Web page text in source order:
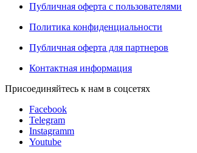
Публичная оферта с пользователями
Политика конфиденциальности
Публичная оферта для партнеров
Контактная информация
Присоединяйтесь к нам в соцсетях
Facebook
Telegram
Instagramm
Youtube